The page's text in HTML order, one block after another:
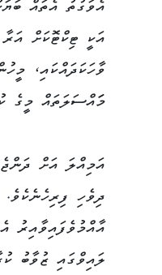
އެވަގުތު އެތައް
އަކީ ޓިކްޓޮކަށް
ވާހަކަދައްކައި،
މަައްސަލަތައް މީގެ
އަމިއްލަ އަށް
ދިވެހި
އާއްމުވެފައިވާއިރު
ލައިވްގައި ޒުވާބު